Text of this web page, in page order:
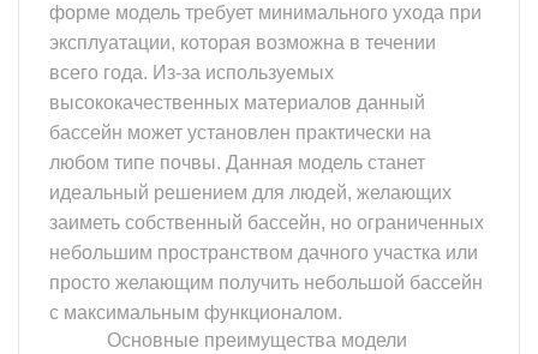
форме модель требует минимального ухода при
эксплуатации, которая возможна в течении
всего года. Из-за используемых
высококачественных материалов данный
бассейн может установлен практически на
любом типе почвы. Данная модель станет
идеальный решением для людей, желающих
заиметь собственный бассейн, но ограниченных
небольшим пространством дачного участка или
просто желающим получить небольшой бассейн
с максимальным функционалом.
Основные преимущества модели